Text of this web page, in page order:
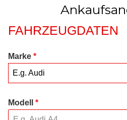
FAHRZEUGDATEN
Marke *
E.g. Audi
Modell *